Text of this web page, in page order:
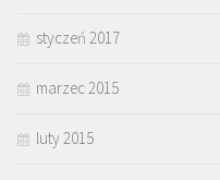
styczeń 2017
marzec 2015
luty 2015